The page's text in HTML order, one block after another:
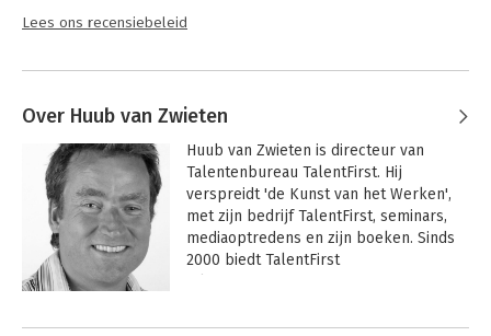
Lees ons recensiebeleid
Over Huub van Zwieten
Huub van Zwieten is directeur van
Talentenbureau TalentFirst. Hij
verspreidt 'de Kunst van het Werken',
met zijn bedrijf TalentFirst, seminars,
mediaoptredens en zijn boeken. Sinds
2000 biedt TalentFirst
theoretische managementboeken over